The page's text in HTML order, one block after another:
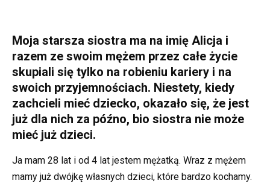
Moja starsza siostra ma na imię Alicja i
razem ze swoim mężem przez całe życie
skupiali się tylko na robieniu kariery i na
swoich przyjemnościach. Niestety, kiedy
zachcieli mieć dziecko, okazało się, że jest
już dla nich za późno, bio siostra nie może
mieć już dzieci.
Ja mam 28 lat i od 4 lat jestem mężatką. Wraz z mężem
mamy już dwójkę własnych dzieci, które bardzo kochamy.